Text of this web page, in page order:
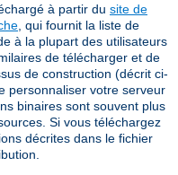
à partir du site de
, qui fournit la liste de
à la plupart des utilisateurs
de télécharger et de
de construction (décrit ci-
personnaliser votre serveur
binaires sont souvent plus
Si vous téléchargez
décrites dans le fichier